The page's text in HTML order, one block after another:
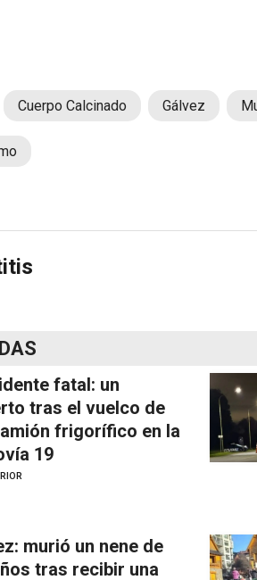
Cuerpo Calcinado Gálvez
fatal: un
tras el vuelco de
frigorífico en la
19
murió un nene de
tras recibir una